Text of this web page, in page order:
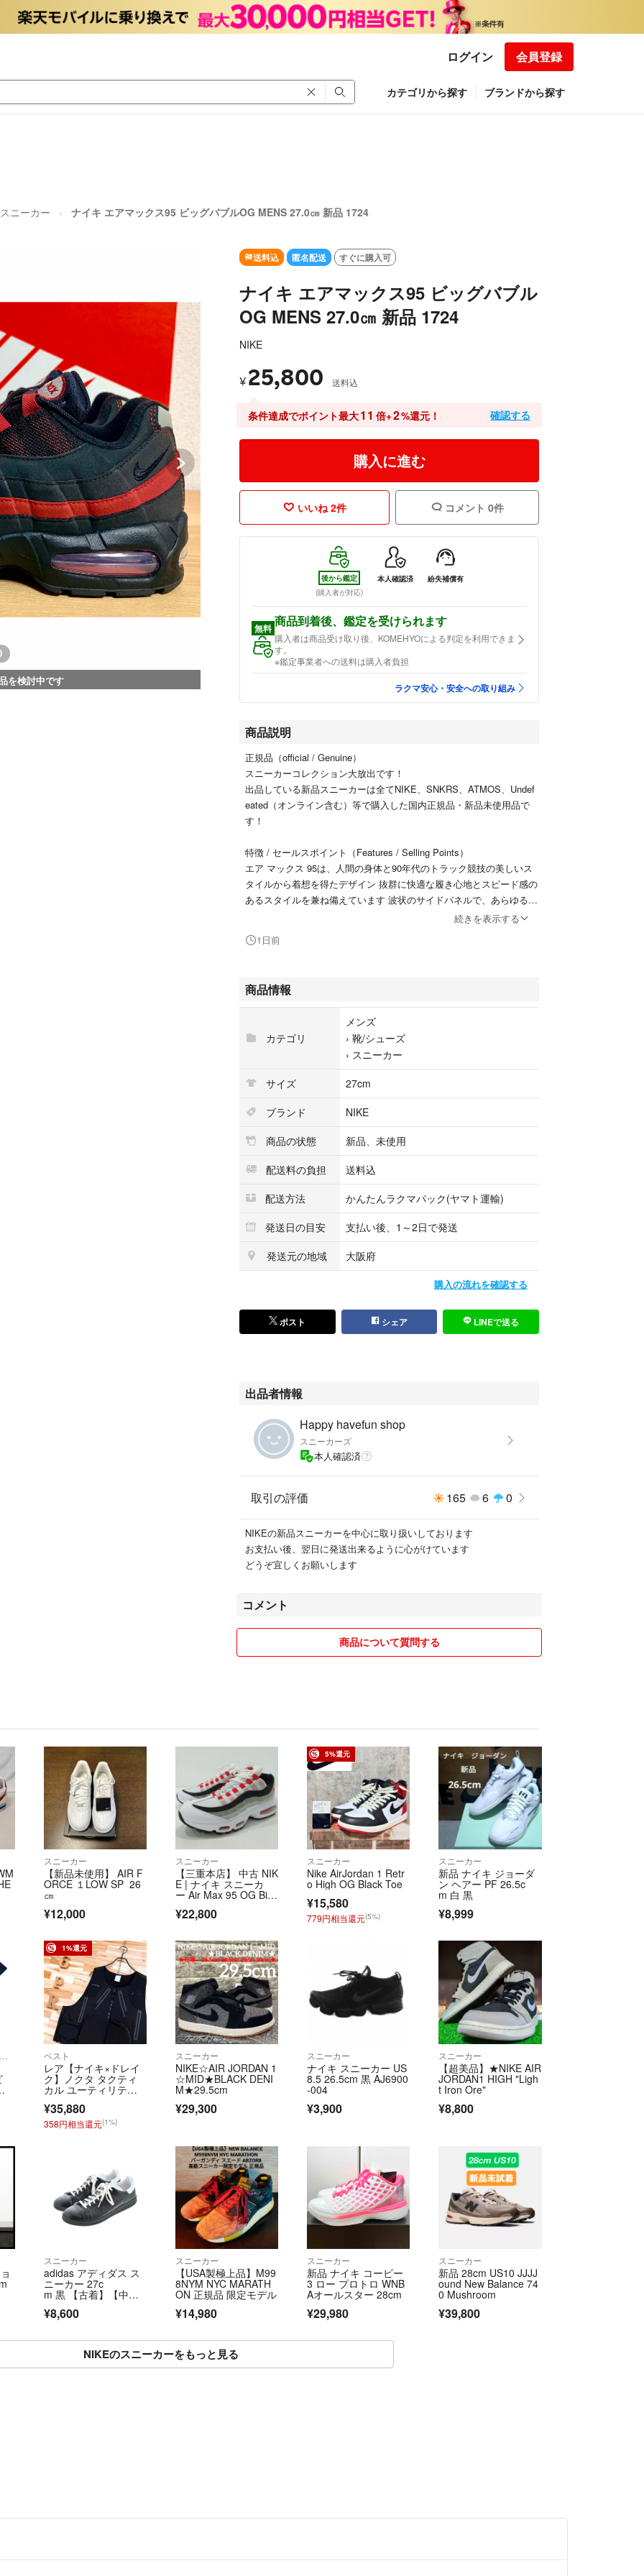
ログイン 会員登録
カテゴリから探す ブランドから探す
スニーカー ナイキ エアマックス95 ビッグバブルOG MENS 27.0㎝ 新品 1724
を検討中です
送料込 匿名配送 すぐに購入可
ナイキ エアマックス95 ビッグバブル
OG MENS 27.0㎝ 新品 1724
NIKE
¥ 25,800 送料込
条件達成でポイント最大11 倍+2%還元！ 確認する
購入に進む
いいね 2件 コメント 0件
後から鑑定
(購入者が対応)
本人確認済 紛失補償有
無料 商品到着後、鑑定を受けられます
購入者は商品受け取り後、KOMEHYOによる判定を利用できま
す。
※鑑定事業者への送料は購入者負担
ラクマ安心・安全への取り組み
商品説明
正規品（official / Genuine）
スニーカーコレクション大放出です！
出品している新品スニーカーは全てNIKE、SNKRS、ATMOS、Undef
eated（オンライン含む）等で購入した国内正規品・新品未使用品で
す！
特徴 / セールスポイント（Features / Selling Points）
エア マックス 95は、人間の身体と90年代のトラック競技の美しいス
タイルから着想を得たデザイン 抜群に快適な履き心地とスピード感の
あるスタイルを兼ね備えています 波状のサイドパネルで、あらゆるコ
ーディネートに自然な流れをプラス ヒールと前足部に外から見えるク
●スニーカーは専用倉庫でコレクションとして管理しており 出品して
いる新品スニーカーは未使用品ですが、当方及びメーカーで保管擦り
傷や汚れ（？）などがある場合ございます ご理解ご了承の上ご入札く
ださい
●10枚目の画像は公式画像です その他可能な限り多方面から撮影しま
したが 撮影箇所以外や、撮影に映り難い汚れや 生産時の接着剤跡、
縫製の粗さ、エアー量の強弱などがあるかもしれません
実際に試着しての購入ではないため 完品をお求めの方はご遠慮いただ
ければと思います
ノークレームノーリターンでお願いします
続きを表示する
1日前
商品情報
カテゴリ
メンズ
› 靴/シューズ
› スニーカー
サイズ
27cm
ブランド
NIKE
商品の状態
新品、未使用
配送料の負担
送料込
配送方法
かんたんラクマパック(ヤマト運輸)
発送日の目安
支払い後、1～2日で発送
発送元の地域
大阪府
購入の流れを確認する
ポスト シェア LINEで送る
出品者情報
Happy havefun shop
スニーカーズ
本人確認済
取引の評価 165 6 0
NIKEの新品スニーカーを中心に取り扱いしております
お支払い後、翌日に発送出来るように心がけています
どうぞ宜しくお願いします
コメント
商品について質問する
スニーカー
【新品未使用】 AIR F
ORCE １LOW SP 26
㎝
¥12,000
スニーカー
【三重本店】 中古 NIK
E | ナイキ スニーカ
ー Air Max 95 OG Bi
-100 レッド サイズ：2
¥22,800
5%還元
スニーカー
Nike AirJordan 1 Retr
o High OG Black Toe
¥15,580
779円相当還元(5%)
スニーカー
新品 ナイキ ジョーダ
ン ヘアー PF 26.5c
m 白 黒
¥8,999
1%還元
ベスト
レア【ナイキ×ドレイ
ク】ノクタ タクティ
カル ユーティリティ
ー ベスト XL 黒 Drake
¥35,880
358円相当還元(1%)
スニーカー
NIKE☆AIR JORDAN 1
☆MID★BLACK DENI
M★29.5cm
¥29,300
スニーカー
ナイキ スニーカー US
8.5 26.5cm 黒 AJ6900
-004
¥3,900
スニーカー
【超美品】★NIKE AIR
JORDAN1 HIGH "Ligh
t Iron Ore"
¥8,800
スニーカー
adidas アディダス ス
ニーカー 27c
m 黒 【古着】【中
古】【送料無料】
¥8,600
スニーカー
【USA製極上品】M99
8NYM NYC MARATH
ON 正規品 限定モデル
¥14,980
スニーカー
新品 ナイキ コービー
3 ロー プロトロ WNB
Aオールスター 28cm
¥29,980
スニーカー
新品 28cm US10 JJJJ
ound New Balance 74
0 Mushroom
¥39,800
NIKEのスニーカーをもっと見る